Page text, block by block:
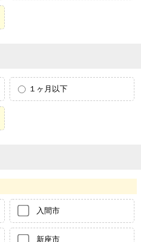
１ヶ月以下
入間市
新座市